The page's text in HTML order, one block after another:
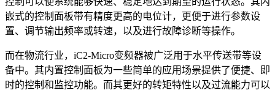
嵌式的控制面板带有精度更高的电位计，更便于进行参数设
置、调节输出频率或转速，以及进行故障诊断等操作。
而在物流行业，iC2-Micro变频器被广泛用于水平传送带等设
备中。其内置控制面板为一些简单的应用场景提供了便捷、即
时的控制和监控功能。而其更好的转矩特性以及过流能力可以